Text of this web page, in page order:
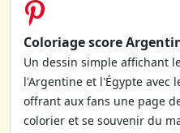
Coloriage score
Un dessin simple affichant
l'Argentine et l'Égypte avec
offrant aux fans une page
colorier et se souvenir du